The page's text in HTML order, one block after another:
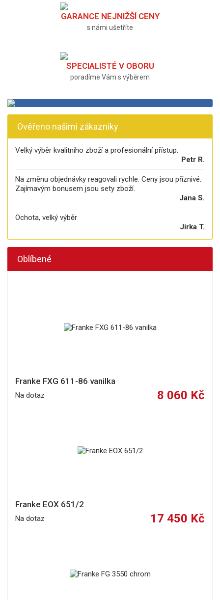
GARANCE NEJNIŽŠÍ CENY
s námi ušetříte
SPECIALISTÉ V OBORU
poradíme Vám s výběrem
Ověřeno našimi zákazníky
Velký výběr kvalitního zboží a profesionální přístup.
Petr R.
Na změnu objednávky reagovali rychle. Ceny jsou příznivé.
Zajímavým bonusem jsou sety zboží.
Jana S.
Ochota, velký výběr
Jirka T.
Oblíbené
Franke FXG 611-86 vanilka
Na dotaz 8 060 Kč
Franke EOX 651/2
Na dotaz 17 450 Kč